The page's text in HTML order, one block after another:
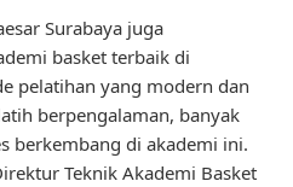
Surabaya juga
basket terbaik di
pelatihan yang modern dan
berpengalaman, banyak
berkembang di akademi ini.
Teknik Akademi Basket